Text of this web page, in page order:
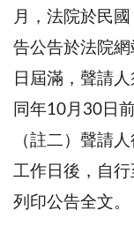
月，法院於民
告公告於法院
日屆滿，聲請
同年10月30日
（註二）聲請
工作日後，自
列印公告全文。